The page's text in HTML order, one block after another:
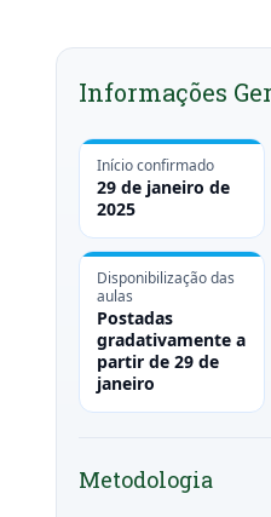
Informações
Início confirmado
29 de janeiro de
2025
Disponibilização das
aulas
Postadas
gradativamente a
partir de 29 de
janeiro
Metodologia